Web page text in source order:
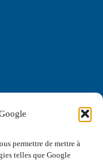
permettre de mettre à
telles que Google